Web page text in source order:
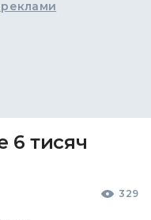
6 тисяч
329